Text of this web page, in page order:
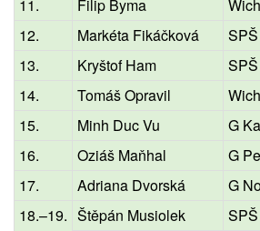
11.
Filip Byma
12.
Markéta Fikáčková
13.
Kryštof Ham
14.
Tomáš Opravil
15.
Minh Duc Vu
G
16.
Oziáš Maňhal
G
17.
Adriana Dvorská
G
18.–19. Štěpán Musiolek